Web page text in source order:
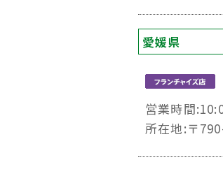
愛媛県
営業時間
所在地:〒